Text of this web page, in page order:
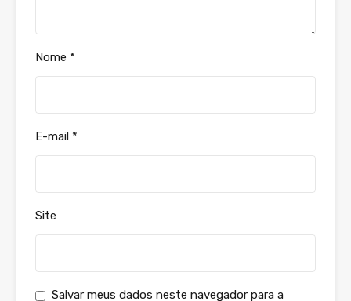
Nome *
E-mail *
Site
Salvar meus dados neste navegador para a